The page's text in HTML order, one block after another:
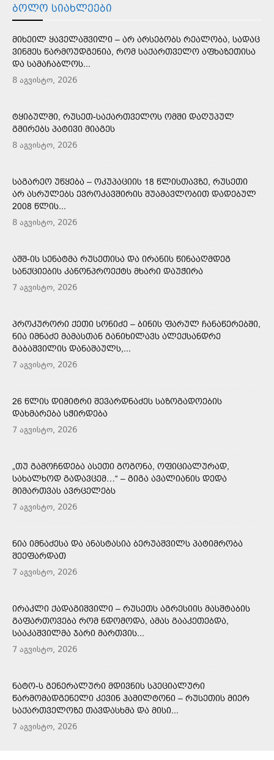
ᲑᲝᲚᲝ ᲡᲘᲐᲮᲚᲔᲔᲑᲘ
ᲛᲘᲮᲔᲘᲚ ᲧᲐᲕᲔᲚᲐᲨᲕᲘᲚᲘ – ᲐᲠ ᲐᲠᲡᲔᲑᲝᲑᲡ ᲠᲔᲐᲚᲝᲑᲐ, ᲡᲐᲓᲐᲪ
ᲕᲘᲜᲛᲔᲡ ᲬᲐᲠᲛᲝᲣᲓᲒᲔᲜᲘᲐ, ᲠᲝᲛ ᲡᲐᲥᲐᲠᲗᲕᲔᲚᲝ ᲐᲤᲮᲐᲖᲔᲗᲘᲡᲐ
ᲓᲐ ᲡᲐᲛᲐᲩᲐᲑᲚᲝᲡ...
8 აგვისტო, 2026
ᲢᲧᲘᲑᲣᲚᲨᲘ, ᲠᲣᲡᲔᲗ-ᲡᲐᲥᲐᲠᲗᲕᲔᲚᲝᲡ ᲝᲛᲨᲘ ᲓᲐᲦᲣᲞᲣᲚ
ᲒᲛᲘᲠᲔᲑᲡ ᲞᲐᲢᲘᲕᲘ ᲛᲘᲐᲒᲔᲡ
8 აგვისტო, 2026
ᲡᲐᲒᲐᲠᲔᲝ ᲣᲬᲧᲔᲑᲐ – ᲝᲙᲣᲞᲐᲪᲘᲘᲡ 18 ᲬᲚᲘᲡᲗᲐᲕᲖᲔ, ᲠᲣᲡᲔᲗᲘ
ᲐᲠ ᲐᲡᲠᲣᲚᲔᲑᲡ ᲔᲕᲠᲝᲙᲐᲕᲨᲘᲠᲘᲡ ᲨᲣᲐᲛᲐᲕᲚᲝᲑᲘᲗ ᲓᲐᲓᲔᲑᲣᲚ
2008 ᲬᲚᲘᲡ...
8 აგვისტო, 2026
ᲐᲨᲨ-ᲘᲡ ᲡᲔᲜᲐᲢᲛᲐ ᲠᲣᲡᲔᲗᲘᲡᲐ ᲓᲐ ᲘᲠᲐᲜᲘᲡ ᲬᲘᲜᲐᲐᲦᲛᲓᲔᲒ
ᲡᲐᲜᲥᲪᲘᲔᲑᲘᲡ ᲙᲐᲜᲝᲜᲞᲠᲝᲔᲥᲢᲡ ᲛᲮᲐᲠᲘ ᲓᲐᲣᲭᲘᲠᲐ
7 აგვისტო, 2026
ᲞᲠᲝᲙᲣᲠᲝᲠᲘ ᲥᲔᲗᲘ ᲡᲝᲜᲘᲫᲔ – ᲑᲘᲜᲘᲡ ᲤᲐᲠᲣᲚ ᲩᲐᲜᲐᲬᲔᲠᲔᲑᲨᲘ,
ᲜᲘᲐ ᲘᲛᲜᲐᲫᲔ ᲛᲐᲛᲐᲡᲗᲐᲜ ᲒᲐᲜᲘᲮᲘᲚᲐᲕᲡ ᲐᲚᲔᲥᲡᲐᲜᲓᲠᲔ
ᲒᲐᲑᲐᲨᲕᲘᲚᲘᲡ ᲓᲐᲜᲐᲨᲐᲣᲚᲡ,...
7 აგვისტო, 2026
26 ᲬᲚᲘᲡ ᲓᲘᲛᲘᲢᲠᲘ ᲨᲔᲕᲐᲠᲓᲜᲐᲫᲔᲡ ᲡᲐᲖᲝᲒᲐᲓᲝᲔᲑᲘᲡ
ᲓᲐᲮᲛᲐᲠᲔᲑᲐ ᲡᲭᲘᲠᲓᲔᲑᲐ
7 აგვისტო, 2026
„ᲗᲣ ᲒᲐᲛᲝᲩᲜᲓᲔᲑᲐ ᲐᲡᲔᲗᲘ ᲒᲝᲒᲝᲜᲐ, ᲝᲤᲘᲪᲘᲐᲚᲣᲠᲐᲓ,
ᲡᲐᲮᲐᲚᲮᲝᲓ ᲒᲐᲓᲐᲕᲪᲔᲛ…“ – ᲒᲘᲒᲐ ᲐᲕᲐᲚᲘᲐᲜᲘᲡ ᲓᲔᲓᲐ
ᲛᲘᲛᲐᲠᲗᲕᲐᲡ ᲐᲕᲠᲪᲔᲚᲔᲑᲡ
7 აგვისტო, 2026
ᲜᲘᲐ ᲘᲛᲜᲐᲫᲔᲡᲐ ᲓᲐ ᲐᲜᲐᲡᲢᲐᲡᲘᲐ ᲑᲔᲠᲣᲐᲨᲕᲘᲚᲡ ᲞᲐᲢᲘᲛᲠᲝᲑᲐ
ᲨᲔᲔᲤᲐᲠᲓᲐᲗ
7 აგვისტო, 2026
ᲘᲠᲐᲙᲚᲘ ᲥᲐᲓᲐᲒᲘᲨᲕᲘᲚᲘ – ᲠᲣᲡᲔᲗᲡ ᲐᲒᲠᲔᲡᲘᲘᲡ ᲛᲐᲡᲨᲢᲐᲑᲘᲡ
ᲒᲐᲤᲐᲠᲗᲝᲕᲔᲑᲐ ᲠᲝᲛ ᲜᲓᲝᲛᲝᲓᲐ, ᲐᲛᲐᲡ ᲒᲐᲐᲙᲔᲗᲔᲑᲓᲐ,
ᲡᲐᲐᲙᲐᲨᲕᲘᲚᲛᲐ ᲯᲐᲠᲘ ᲛᲐᲠᲗᲕᲘᲡ...
7 აგვისტო, 2026
ᲜᲐᲢᲝ-Ს ᲒᲔᲜᲔᲠᲐᲚᲣᲠᲘ ᲛᲓᲘᲕᲜᲘᲡ ᲡᲞᲔᲪᲘᲐᲚᲣᲠᲘ
ᲬᲐᲠᲛᲝᲛᲐᲓᲒᲔᲜᲔᲚᲘ ᲙᲔᲕᲘᲜ ᲰᲐᲛᲘᲚᲢᲝᲜᲘ – ᲠᲣᲡᲔᲗᲘᲡ ᲛᲘᲔᲠ
ᲡᲐᲥᲐᲠᲗᲕᲔᲚᲝᲖᲔ ᲗᲐᲕᲓᲐᲡᲮᲛᲐ ᲓᲐ ᲛᲘᲡᲘ...
7 აგვისტო, 2026